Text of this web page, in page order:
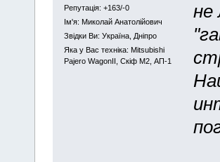
Репутація: +163/-0
Iм'я: Миколай Анатолійович
Звідки Ви: Україна, Дніпро
Яка у Вас техніка: Mitsubishi
Pajero WagonII, Скіф М2, АП-1
не